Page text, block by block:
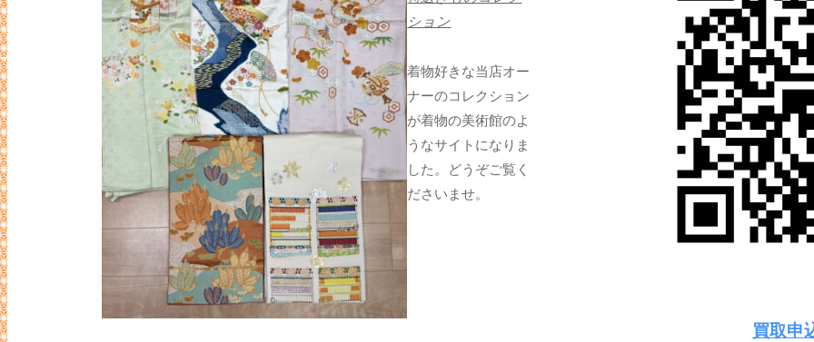
ション
着物好きな当店オー
ナーのコレクション
が着物の美術館のよ
うなサイトになりま
した。どうぞご覧く
ださいませ。
買取申